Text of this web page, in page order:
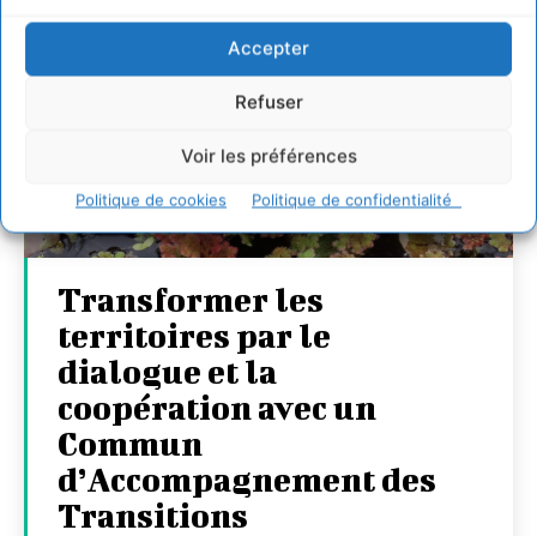
Accepter
Refuser
Voir les préférences
Politique de cookies Politique de confidentialité
Transformer les
territoires par le
dialogue et la
coopération avec un
Commun
d’Accompagnement des
Transitions